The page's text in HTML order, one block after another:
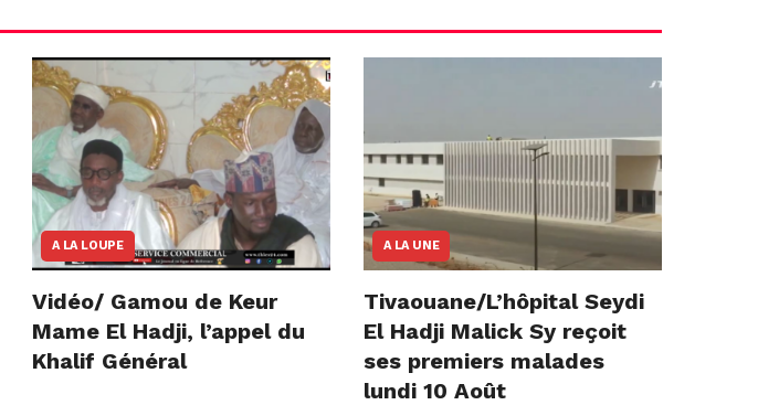
A LA LOUPE
Vidéo/ Gamou de Keur
Mame El Hadji, l’appel du
Khalif Général
A LA UNE
Tivaouane/L’hôpital Seydi
El Hadji Malick Sy reçoit
ses premiers malades
lundi 10 Août